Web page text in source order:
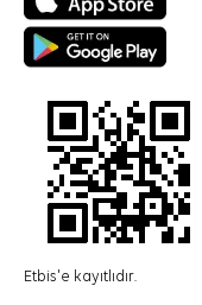
Etbis'e kayıtlıdır.